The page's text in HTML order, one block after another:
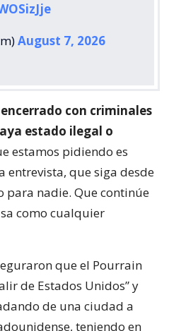
August 7, 2026
con criminales
estado ilegal o
estamos pidiendo es
entrevista, que siga desde
para nadie. Que continúe
como cualquier
que el Pourrain
de Estados Unidos” y
de una ciudad a
teniendo en